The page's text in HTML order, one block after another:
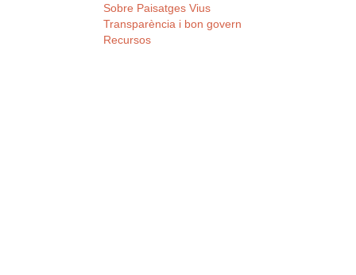
Sobre Paisatges Vius
Transparència i bon govern
Recursos